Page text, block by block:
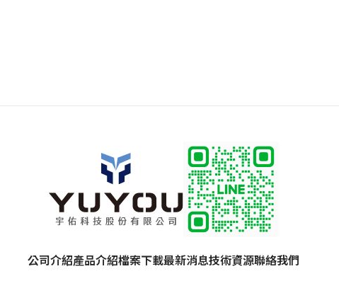
公司介紹產品介紹檔案下載最新消息技術資源聯絡我們